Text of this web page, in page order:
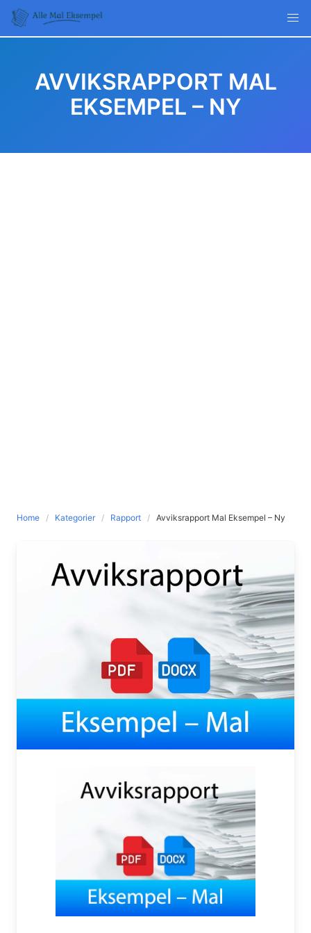
Skip
content
AVVIKSRAPPORT MAL
EKSEMPEL – NY
Home Kategorier Rapport Avviksrapport Mal Eksempel – Ny